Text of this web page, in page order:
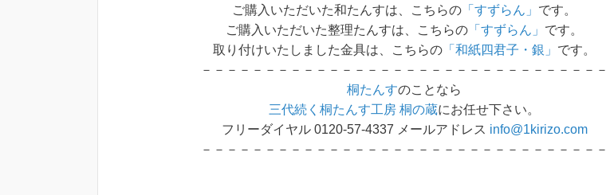
ご購入いただいた和たんすは、こちらの 「すずらん」 です。
ご購入いただいた整理たんすは、こちらの 「すずらん」 です。
取り付けいたしました金具は、こちらの 「和紙四君子・銀」 です。
－－－－－－－－－－－－－－－－－－－－－－－－－－－－－－－－
桐たんすのことなら
三代続く桐たんす工房 桐の蔵にお任せ下さい。
フリーダイヤル 0120-57-4337 メールアドレス info@1kirizo.com
－－－－－－－－－－－－－－－－－－－－－－－－－－－－－－－－